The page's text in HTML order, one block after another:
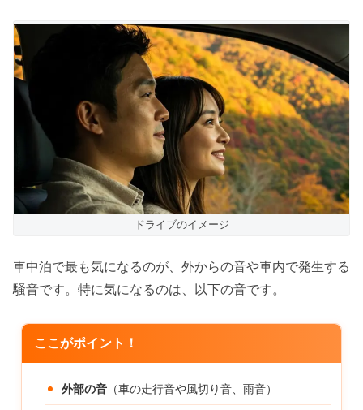
ドライブのイメージ
車中泊で最も気になるのが、外からの音や車内で発生する
騒音です。特に気になるのは、以下の音です。
ここがポイント！
外部の音 （車の走行音や風切り音、雨音）